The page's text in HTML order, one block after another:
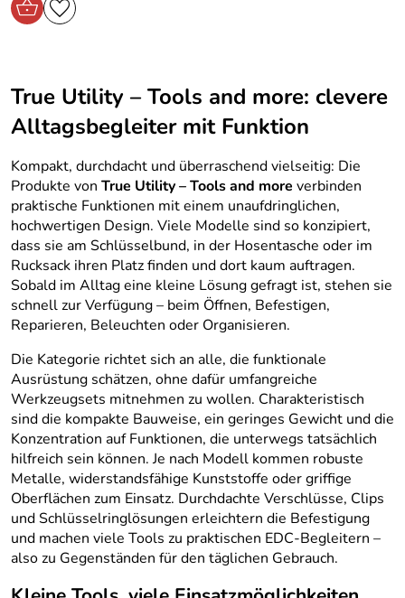
True Utility – Tools and more: clevere
Alltagsbegleiter mit Funktion
Kompakt, durchdacht und überraschend vielseitig: Die
Produkte von True Utility – Tools and more verbinden
praktische Funktionen mit einem unaufdringlichen,
hochwertigen Design. Viele Modelle sind so konzipiert,
dass sie am Schlüsselbund, in der Hosentasche oder im
Rucksack ihren Platz finden und dort kaum auftragen.
Sobald im Alltag eine kleine Lösung gefragt ist, stehen sie
schnell zur Verfügung – beim Öffnen, Befestigen,
Reparieren, Beleuchten oder Organisieren.
Die Kategorie richtet sich an alle, die funktionale
Ausrüstung schätzen, ohne dafür umfangreiche
Werkzeugsets mitnehmen zu wollen. Charakteristisch
sind die kompakte Bauweise, ein geringes Gewicht und die
Konzentration auf Funktionen, die unterwegs tatsächlich
hilfreich sein können. Je nach Modell kommen robuste
Metalle, widerstandsfähige Kunststoffe oder griffige
Oberflächen zum Einsatz. Durchdachte Verschlüsse, Clips
und Schlüsselringlösungen erleichtern die Befestigung
und machen viele Tools zu praktischen EDC-Begleitern –
also zu Gegenständen für den täglichen Gebrauch.